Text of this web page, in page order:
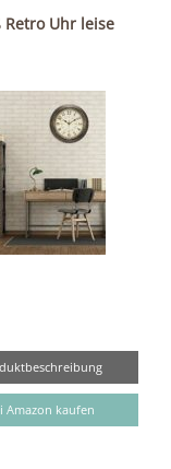
Retro Uhr leise
Amazon kaufen